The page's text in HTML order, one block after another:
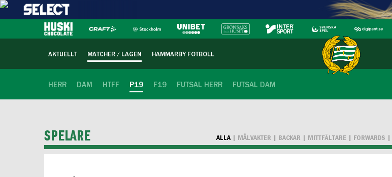
AKTUELLT MATCHER / LAGEN HAMMARBY FOTBOLL
HERR DAM HTFF P19 F19 FUTSAL HERR FUTSAL DAM
ALLA MÅLVAKTER BACKAR MITTFÄLTARE FORWARDS
SPELARE